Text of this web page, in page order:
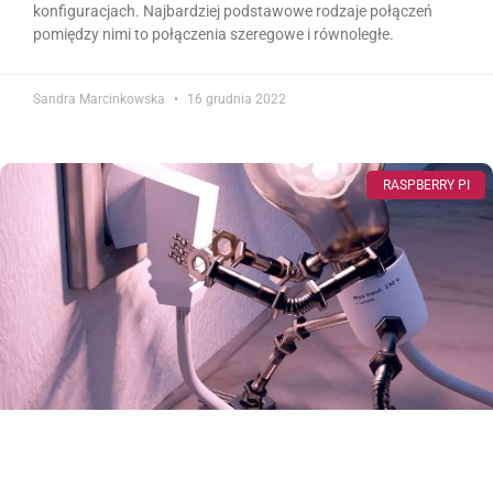
konfiguracjach. Najbardziej podstawowe rodzaje połączeń
pomiędzy nimi to połączenia szeregowe i równoległe.
Sandra Marcinkowska 16 grudnia 2022
RASPBERRY PI